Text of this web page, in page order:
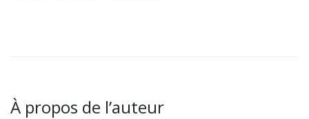
À propos de l’auteur